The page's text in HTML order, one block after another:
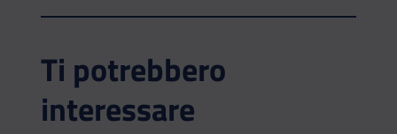
Ti potrebbero
interessare